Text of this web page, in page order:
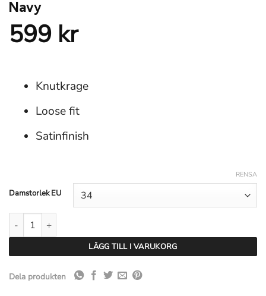
Navy
599 kr
Knutkrage
Loose fit
Satinfinish
Damstorlek EU
RENSA
Neo Noir Fleur Drapy Satin Blouse - Navy mängd
LÄGG TILL I VARUKORG
Dela produkten